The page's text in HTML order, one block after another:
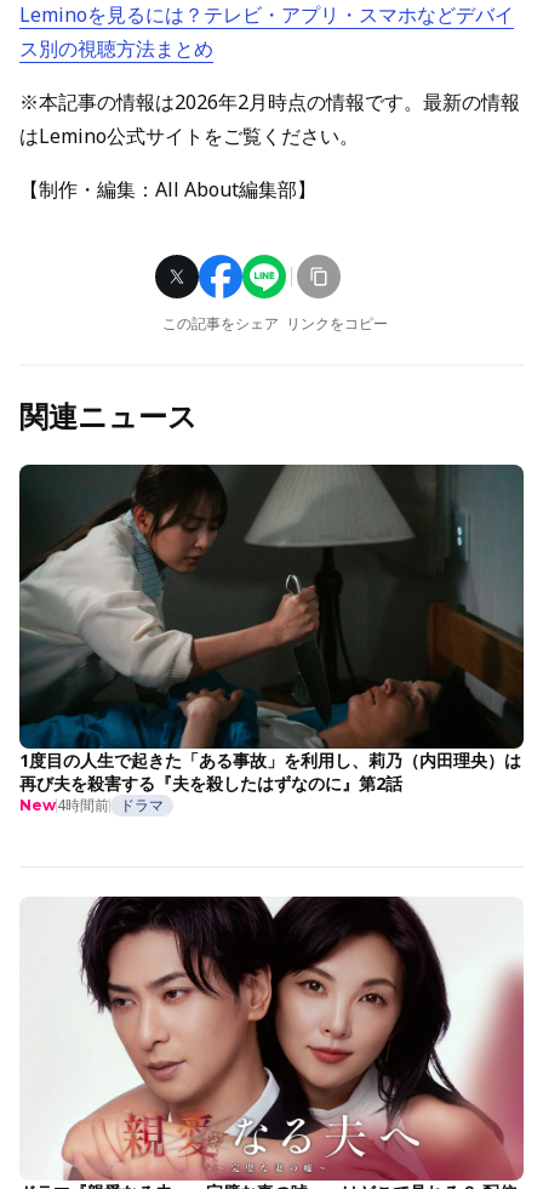
Leminoを見るには？テレビ・アプリ・スマホなどデバイ
ス別の視聴方法まとめ
※本記事の情報は2026年2月時点の情報です。最新の情報
はLemino公式サイトをご覧ください。
【制作・編集：All About編集部】
この記事をシェア リンクをコピー
関連ニュース
1度目の人生で起きた「ある事故」を利用し、莉乃（内田理央）は
再び夫を殺害する『夫を殺したはずなのに』第2話
New4時間前 ドラマ